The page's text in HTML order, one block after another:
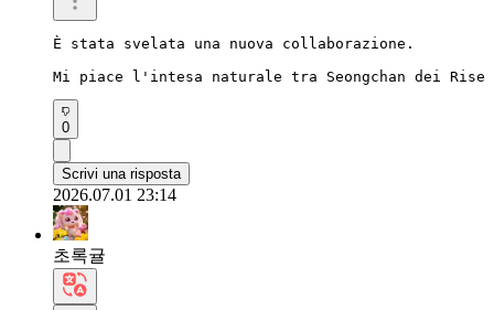
È stata svelata una nuova collaborazione.
Mi piace l'intesa naturale tra Seongchan dei Rise
0
Scrivi una risposta
2026.07.01 23:14
초록귤